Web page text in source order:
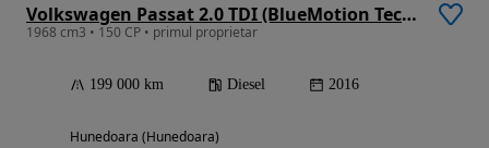
Volkswagen Passat 2.0 TDI (BlueMotion Technology) Highline
1968 cm3 • 150 CP • primul proprietar
199 000 km Diesel 2016
Hunedoara (Hunedoara)